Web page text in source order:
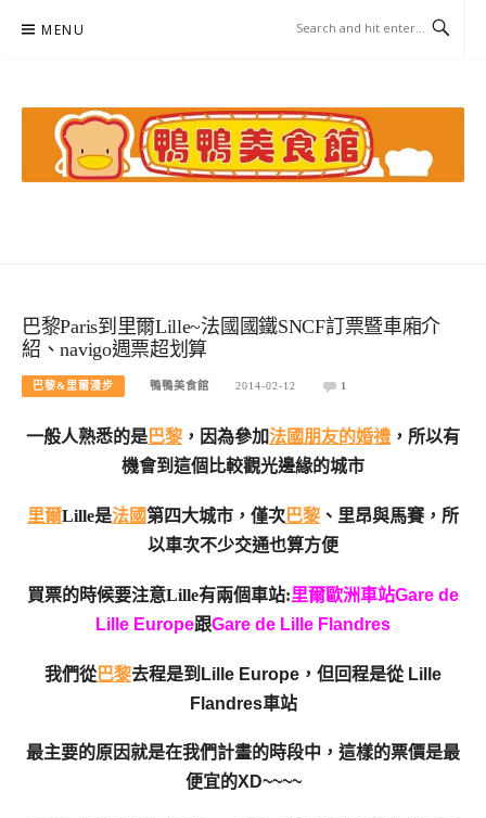
MENU
巴黎Paris到里爾Lille~法國國鐵SNCF訂票暨車廂介
紹、navigo週票超划算
巴黎&里爾漫步 鴨鴨美食館 2014-02-12 1
一般人熟悉的是 巴黎 ，因為參加法國朋友的婚禮 ，所以有
機會到這個比較觀光邊緣的城市
里爾Lille是法國第四大城市，僅次 巴黎 、里昂與馬賽，所
以車次不少交通也算方便
買票的時候要注意Lille有兩個車站:里爾歐洲車站Gare de
Lille Europe跟Gare de Lille Flandres
我們從 巴黎去程是到 Lille Europe，但回程是從 Lille
Flandres車站
最主要的原因就是在我們計畫的時段中，這樣的票價是最
便宜的XD~~~~